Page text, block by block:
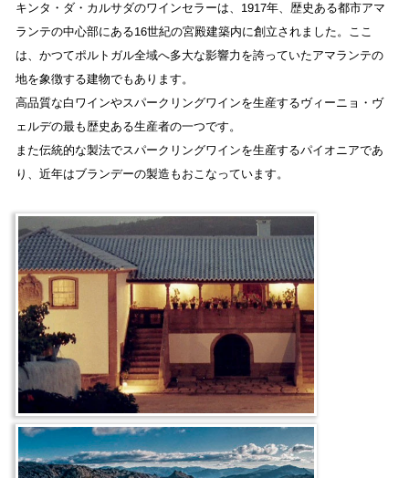
キンタ・ダ・カルサダのワインセラーは、1917年、歴史ある都市アマ
ランテの中心部にある16世紀の宮殿建築内に創立されました。ここ
は、かつてポルトガル全域へ多大な影響力を誇っていたアマランテの
地を象徴する建物でもあります。
高品質な白ワインやスパークリングワインを生産するヴィーニョ・ヴ
ェルデの最も歴史ある生産者の一つです。
また伝統的な製法でスパークリングワインを生産するパイオニアであ
り、近年はブランデーの製造もおこなっています。